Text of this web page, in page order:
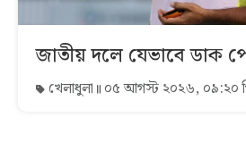
জাতীয় দলে যেভাবে ডাক
খেলাধুলা ০৫ আগস্ট ২০২৬, ০৯:২০